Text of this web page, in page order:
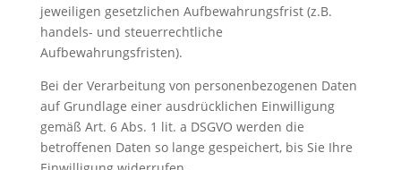
jeweiligen gesetzlichen Aufbewahrungsfrist (z.B.
handels- und steuerrechtliche
Aufbewahrungsfristen).
Bei der Verarbeitung von personenbezogenen Daten
auf Grundlage einer ausdrücklichen Einwilligung
gemäß Art. 6 Abs. 1 lit. a DSGVO werden die
betroffenen Daten so lange gespeichert, bis Sie Ihre